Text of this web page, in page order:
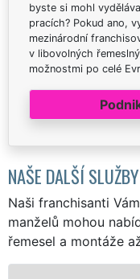
byste si mohl
pracích? Pokud ano,
mezinárodní
v libovolných
možnostmi po celé
NAŠE DALŠÍ SLUŽBY
Naši franchisanti
manželů mohou
řemesel a montáže